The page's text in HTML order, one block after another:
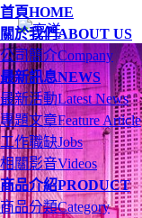
首頁HOME
關於我們ABOUT US
公司簡介Company
最新訊息NEWS
最新活動Latest News
專題文章Feature Article
工作職缺Jobs
相關影音Videos
商品介紹PRODUCT
商品分類Category